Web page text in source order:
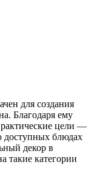
для создания
Благодаря ему
цели —
доступных блюдах
декор в
такие категории